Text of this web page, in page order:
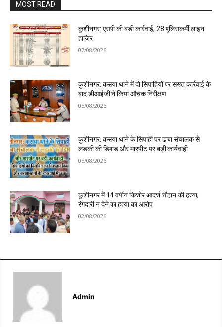
MOST READ
कुशीनगर: एसपी की बड़ी कार्रवाई, 28 पुलिसकर्मी लाइन
हाजिर
07/08/2026
कुशीनगर: कसया थाने में दो सिपाहियों पर सख्त कार्रवाई के
बाद डीआईजी ने किया औचक निरीक्षण
05/08/2026
कुशीनगर: कसया थाने के सिपाही पर ढाबा संचालक से
लड़की की डिमांड और मारपीट पर बड़ी कार्यवाही
05/08/2026
कुशीनगर में 14 वर्षीय किशोर आदर्श चौहान की हत्या,
रंगदारी न देने का हत्या का आरोप
02/08/2026
Admin